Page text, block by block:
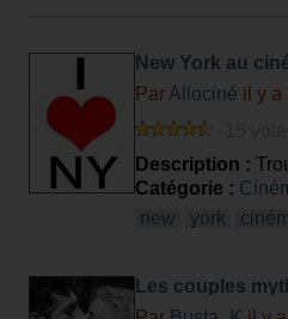
New York au
Par Allociné il y a
Description :
Catégorie :
new
york
Les couples